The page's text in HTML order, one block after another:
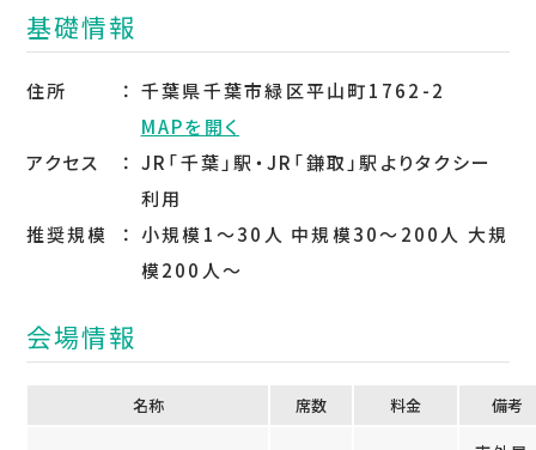
基礎情報
住所
千葉県千葉市緑区平山町1762-2
MAPを開く
アクセス
JR「千葉」駅・JR「鎌取」駅よりタクシー
利用
推奨規模
小規模1～30人 中規模30～200人 大規
模200人～
会場情報
名称 席数 料⾦ 備考